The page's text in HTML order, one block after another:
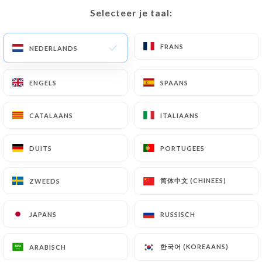
Selecteer je taal:
NEDERLANDS FRANS
ENGELS SPAANS
CATALAANS ITALIAANS
DUITS PORTUGEES
ZWEEDS 简体中文 (CHINEES)
JAPANS RUSSISCH
ARABISCH 한국어 (KOREAANS)
Atelier des Faures
Selecteer je taal:
NEDERLANDS FRANS
ENGELS SPAANS
CATALAANS ITALIAANS
DUITS PORTUGEES
ZWEEDS 简体中文 (CHINEES)
JAPANS RUSSISCH
ARABISCH 한국어 (KOREAANS)